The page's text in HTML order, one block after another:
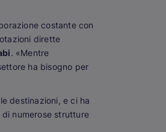
costante con
dirette
. «Mentre
ha bisogno per
destinazioni, e ci ha
numerose strutture